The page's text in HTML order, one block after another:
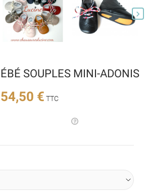

SOUPLES MINI-ADONIS
54,50 € TTC